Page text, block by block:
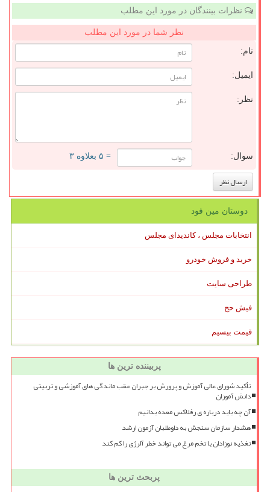
نظرات بینندگان در مورد این مطلب
نظر شما در مورد این مطلب
نام:
ایمیل:
نظر:
سوال: = ۵ بعلاوه ۳
دوستان مین فود
انتخابات مجلس ، کاندیدای مجلس
خرید و فروش خودرو
طراحی سایت
فیش حج
قیمت بیسیم
پربیننده ترین ها
تأکید شورای عالی آموزش و پرورش بر جبران عقب ماندگی های آموزشی و تربیتی
دانش آموزان
آن چه باید درباره ی رفلاکس معده بدانیم
هشدار سازمان سنجش به داوطلبان آزمون ارشد
تغذیه نوزادان با تخم مرغ می تواند خطر آلرژی را کم کند
پربحث ترین ها